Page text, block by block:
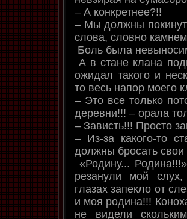
– А конкретнее?!!
– Мы должны
слова, словно
Боль была
А в стане клана
ожидал такого и
то весь напор моего
– Это все только
деревни!!! – орала
– Зависть!!! Просто
– Из-за какого-то
должны бросать
«Родину...
резанули мой
глазах запекло от
и моя родина!!!
не видели